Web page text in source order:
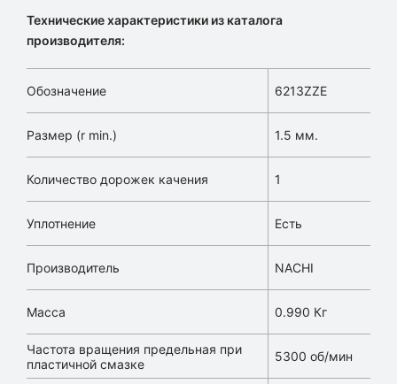
Технические характеристики из каталога
производителя:
Обозначение 6213ZZE
Размер (r min.) 1.5 мм.
Количество дорожек качения 1
Уплотнение Есть
Производитель NACHI
Масса 0.990 Кг
Частота вращения предельная при
пластичной смазке
5300 об/мин